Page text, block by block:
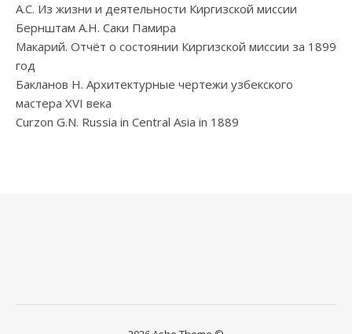
А.С. Из жизни и деятельности Киргизской миссии
Бернштам А.Н. Саки Памира
Макарий. Отчёт о состоянии Киргизской миссии за 1899
год
Бакланов Н. Архитектурные чертежи узбекского
мастера XVI века
Curzon G.N. Russia in Central Asia in 1889